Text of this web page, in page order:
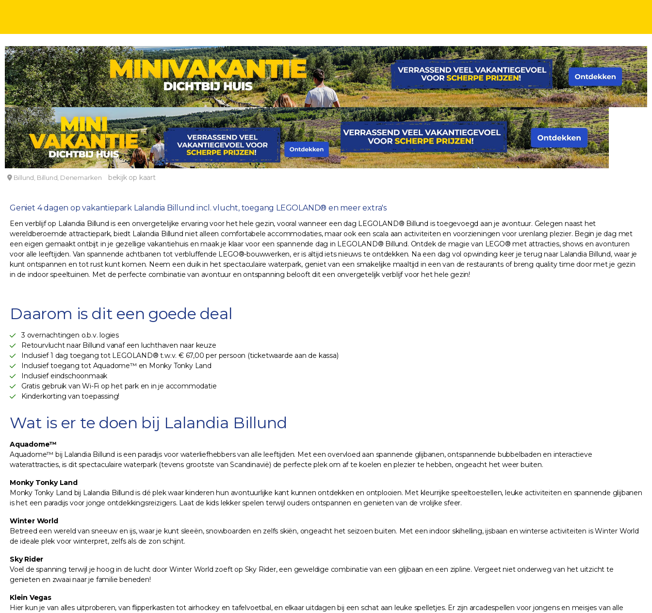
FAMILIEDEALS OVERNACHTING + BELEVENIS PRETPARKEN DAGEN
Vakantiepark Lalandia Billund incl. vlucht, toegang LEGOLAND® en meer!
Lalandia Billund
Billund, Billund, Denemarken bekijk op kaart
Geniet 4 dagen op vakantiepark Lalandia Billund incl. vlucht, toegang LEGOLAND® en meer extra's
Een verblijf op Lalandia Billund is een onvergetelijke ervaring voor het hele gezin, vooral wanneer een dag LEGOLAND® Billund is toegevoegd aan je avontuur. Gelegen naast het
wereldberoemde attractiepark, biedt Lalandia Billund niet alleen comfortabele accommodaties, maar ook een scala aan activiteiten en voorzieningen voor urenlang plezier. Begin je dag met
een eigen gemaakt ontbijt in je gezellige vakantiehuis en maak je klaar voor een spannende dag in LEGOLAND® Billund. Ontdek de magie van LEGO® met attracties, shows en avonturen
voor alle leeftijden. Van spannende achtbanen tot verbluffende LEGO®-bouwwerken, er is altijd iets nieuws te ontdekken. Na een dag vol opwinding keer je terug naar Lalandia Billund, waar je
kunt ontspannen en tot rust kunt komen. Neem een duik in het spectaculaire waterpark, geniet van een smakelijke maaltijd in een van de restaurants of breng quality time door met je gezin
in de indoor speeltuinen. Met de perfecte combinatie van avontuur en ontspanning belooft dit een onvergetelijk verblijf voor het hele gezin!
Daarom is dit een goede deal
3 overnachtingen o.b.v. logies
Retourvlucht naar Billund vanaf een luchthaven naar keuze
Inclusief 1 dag toegang tot LEGOLAND® t.w.v. € 67,00 per persoon (ticketwaarde aan de kassa)
Inclusief toegang tot Aquadome™ en Monky Tonky Land
Inclusief eindschoonmaak
Gratis gebruik van Wi-Fi op het park en in je accommodatie
Kinderkorting van toepassing!
Wat is er te doen bij Lalandia Billund
Aquadome™
Aquadome™ bij Lalandia Billund is een paradijs voor waterliefhebbers van alle leeftijden. Met een overvloed aan spannende glijbanen, ontspannende bubbelbaden en interactieve
waterattracties, is dit spectaculaire waterpark (tevens grootste van Scandinavië) de perfecte plek om af te koelen en plezier te hebben, ongeacht het weer buiten.
Monky Tonky Land
Monky Tonky Land bij Lalandia Billund is dé plek waar kinderen hun avontuurlijke kant kunnen ontdekken en ontplooien. Met kleurrijke speeltoestellen, leuke activiteiten en spannende glijbanen
is het een paradijs voor jonge ontdekkingsreizigers. Laat de kids lekker spelen terwijl ouders ontspannen en genieten van de vrolijke sfeer.
Winter World
Betreed een wereld van sneeuw en ijs, waar je kunt sleeën, snowboarden en zelfs skiën, ongeacht het seizoen buiten. Met een indoor skihelling, ijsbaan en winterse activiteiten is Winter World
de ideale plek voor winterpret, zelfs als de zon schijnt.
Sky Rider
Voel de spanning terwijl je hoog in de lucht door Winter World zoeft op Sky Rider, een geweldige combinatie van een glijbaan en een zipline. Vergeet niet onderweg van het uitzicht te
genieten en zwaai naar je familie beneden!
Klein Vegas
Hier kun je van alles uitproberen, van flipperkasten tot airhockey en tafelvoetbal, en elkaar uitdagen bij een schat aan leuke spelletjes. Er zijn arcadespellen voor jongens en meisjes van alle